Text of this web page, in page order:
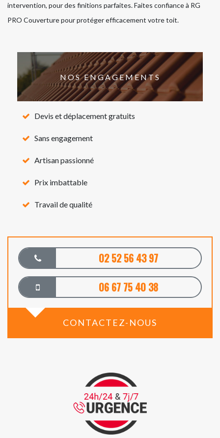
intervention, pour des finitions parfaites. Faites confiance à RG
PRO Couverture pour protéger efficacement votre toit.
NOS ENGAGEMENTS
Devis et déplacement gratuits
Sans engagement
Artisan passionné
Prix imbattable
Travail de qualité
02 52 56 43 97
06 67 75 40 38
CONTACTEZ-NOUS